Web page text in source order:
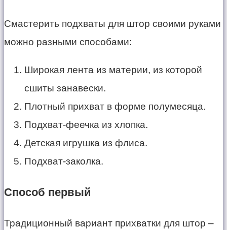
Смастерить подхваты для штор своими руками
можно разными способами:
Широкая лента из материи, из которой
сшиты занавески.
Плотный прихват в форме полумесяца.
Подхват-феечка из хлопка.
Детская игрушка из флиса.
Подхват-заколка.
Способ первый
Традиционный вариант прихватки для штор –